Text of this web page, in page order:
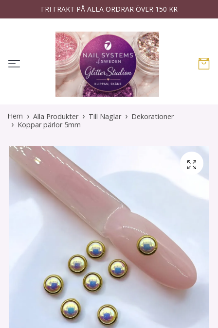
FRI FRAKT PÅ ALLA ORDRAR ÖVER 150 KR
Hem Alla Produkter Till Naglar
Dekorationer
Koppar pärlor 5mm